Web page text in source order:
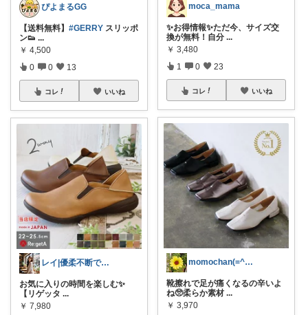
ぴよまるGG
【送料無料】 #GERRY スリッポ
ン👟 ...
￥ 4,500
0 0 13
コレ いいね
レイ|優柔不断で選べない🥲
お気に入りの時間を楽しむ✨
【リゲッタ ...
￥ 7,980
moca_mama
✨お得情報✨ただ今、サイズ交
換が無料！自分 ...
￥ 3,480
1 0 23
コレ いいね
momochan(=^・^=)
靴擦れで足が痛くなるの辛いよ
ね🥺柔らか素材 ...
￥ 3,970